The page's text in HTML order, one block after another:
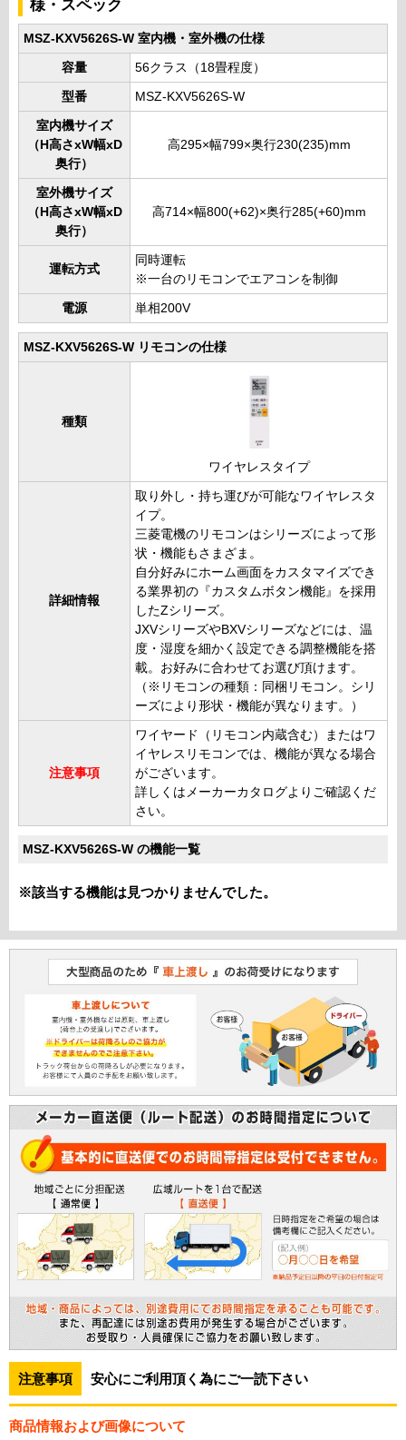
様・スペック
MSZ-KXV5626S-W 室内機・室外機の仕様
容量 56クラス（18畳程度）
型番 MSZ-KXV5626S-W
室内機サイズ
（H高さxW幅xD
奥行）
高295×幅799×奥行230(235)mm
室外機サイズ
（H高さxW幅xD
奥行）
高714×幅800(+62)×奥行285(+60)mm
運転方式
同時運転
※一台のリモコンでエアコンを制御
電源 単相200V
MSZ-KXV5626S-W リモコンの仕様
種類
ワイヤレスタイプ
詳細情報
取り外し・持ち運びが可能なワイヤレスタ
イプ。
三菱電機のリモコンはシリーズによって形
状・機能もさまざま。
自分好みにホーム画面をカスタマイズでき
る業界初の『カスタムボタン機能』を採用
したZシリーズ。
JXVシリーズやBXVシリーズなどには、温
度・湿度を細かく設定できる調整機能を搭
載。お好みに合わせてお選び頂けます。
（※リモコンの種類：同梱リモコン。シリ
ーズにより形状・機能が異なります。）
注意事項
ワイヤード（リモコン内蔵含む）またはワ
イヤレスリモコンでは、機能が異なる場合
がございます。
詳しくはメーカーカタログよりご確認くだ
さい。
MSZ-KXV5626S-W の機能一覧
※該当する機能は見つかりませんでした。
注意事項 安心にご利用頂く為にご一読下さい
商品情報および画像について